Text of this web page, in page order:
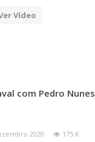
Vídeo
com Pedro Nunes
2020 175 K